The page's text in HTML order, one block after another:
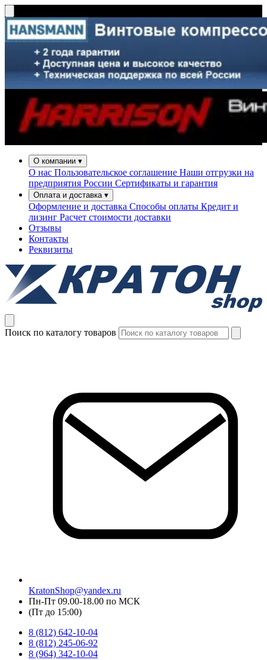
О компании ▾
О нас Пользовательское соглашение Наши отгрузки на
предприятия России Сертификаты и гарантия
Оплата и доставка ▾
Оформление и доставка Способы оплаты Кредит и
лизинг Расчет стоимости доставки
Отзывы
Контакты
Реквизиты
Поиск по каталогу товаров
KratonShop@yandex.ru
Пн-Пт 09.00-18.00 по МСК
(Пт до 15:00)
8 (812) 642-10-04
8 (812) 245-06-92
8 (964) 342-10-04